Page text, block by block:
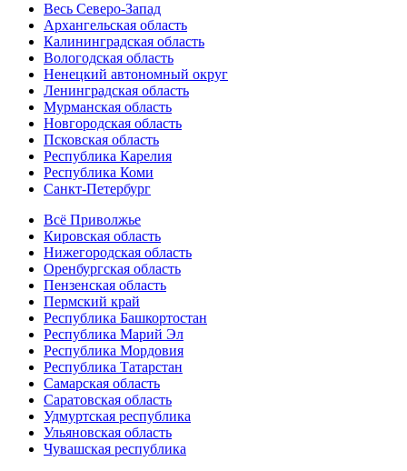
Весь Северо-Запад
Архангельская область
Калининградская область
Вологодская область
Ненецкий автономный округ
Ленинградская область
Мурманская область
Новгородская область
Псковская область
Республика Карелия
Республика Коми
Санкт-Петербург
Всё Приволжье
Кировская область
Нижегородская область
Оренбургская область
Пензенская область
Пермский край
Республика Башкортостан
Республика Марий Эл
Республика Мордовия
Республика Татарстан
Самарская область
Саратовская область
Удмуртская республика
Ульяновская область
Чувашская республика